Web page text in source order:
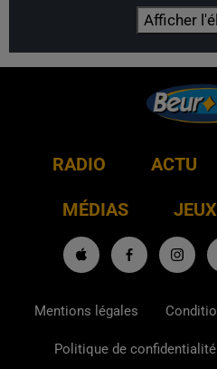
Afficher
RADIO ACTU
MÉDIAS JEUX
Mentions légales
Politique de confidentialité